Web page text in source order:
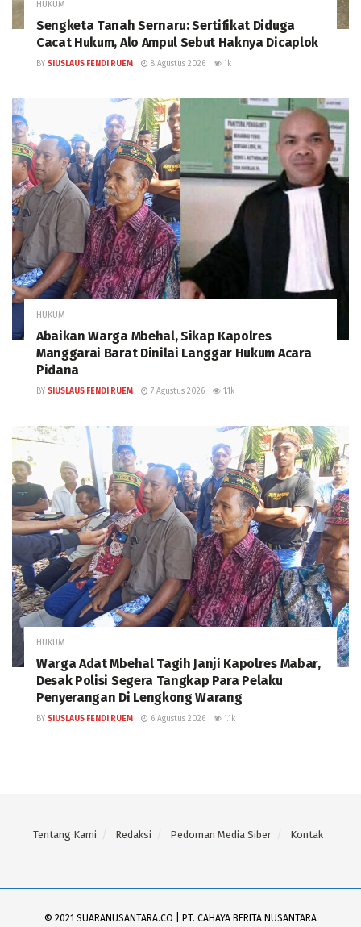
HUKUM
Sengketa Tanah Sernaru: Sertifikat Diduga
Cacat Hukum, Alo Ampul Sebut Haknya Dicaplok
BY SIUSLAUS FENDI RUEM 8 Agustus 2026 1k
HUKUM
Abaikan Warga Mbehal, Sikap Kapolres
Manggarai Barat Dinilai Langgar Hukum Acara
Pidana
BY SIUSLAUS FENDI RUEM 7 Agustus 2026 1.1k
HUKUM
Warga Adat Mbehal Tagih Janji Kapolres Mabar,
Desak Polisi Segera Tangkap Para Pelaku
Penyerangan Di Lengkong Warang
BY SIUSLAUS FENDI RUEM 6 Agustus 2026 1.1k
Tentang Kami Redaksi Pedoman Media Siber Kontak
© 2021 SUARANUSANTARA.CO | PT. CAHAYA BERITA NUSANTARA